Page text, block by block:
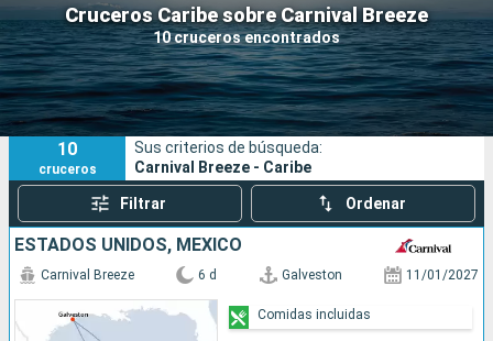
Cruceros Caribe sobre Carnival Breeze
10 cruceros encontrados
Nuestros destinos
Fecha de salida
Puertos Compañías
Buscar
10
cruceros
Sus criterios de búsqueda:
Carnival Breeze - Caribe
Filtrar Ordenar
ESTADOS UNIDOS, MÉXICO
Carnival Breeze 6 d Galveston 11/01/2027
Comidas incluidas